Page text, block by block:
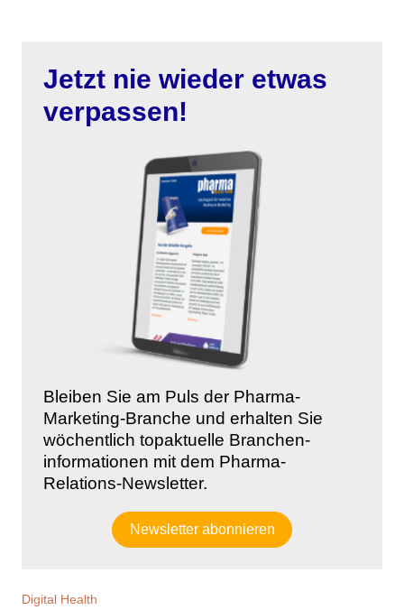
Jetzt nie wieder etwas
verpassen!
Bleiben Sie am Puls der Pharma-
Marketing-Branche und erhalten Sie
wöchentlich topaktuelle Branchen-
informationen mit dem Pharma-
Relations-Newsletter.
Newsletter abonnieren
Digital Health